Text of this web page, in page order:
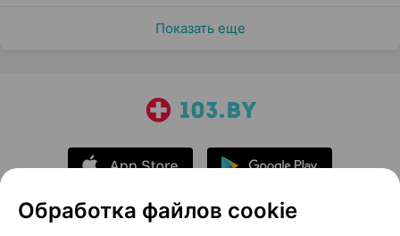
Показать еще
Обработка файлов cookie